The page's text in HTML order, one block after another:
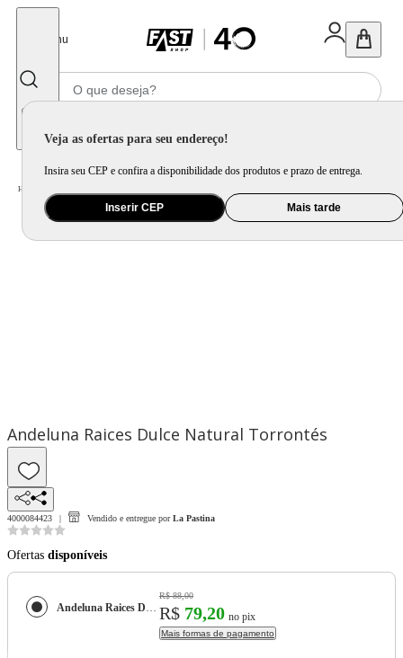
Menu
Veja as ofertas para seu endereço!
Insira seu CEP e confira a disponibilidade dos produtos e prazo de entrega.
Inserir CEP Mais tarde
Home
Andeluna Raices Dulce Natural Torrontés
4000084423 Vendido e entregue por La Pastina
Ofertas disponíveis
Andeluna Raices Dulce Natural Torrontés
R$ 88,00
R$ 79,20 no pix
Mais formas de pagamento